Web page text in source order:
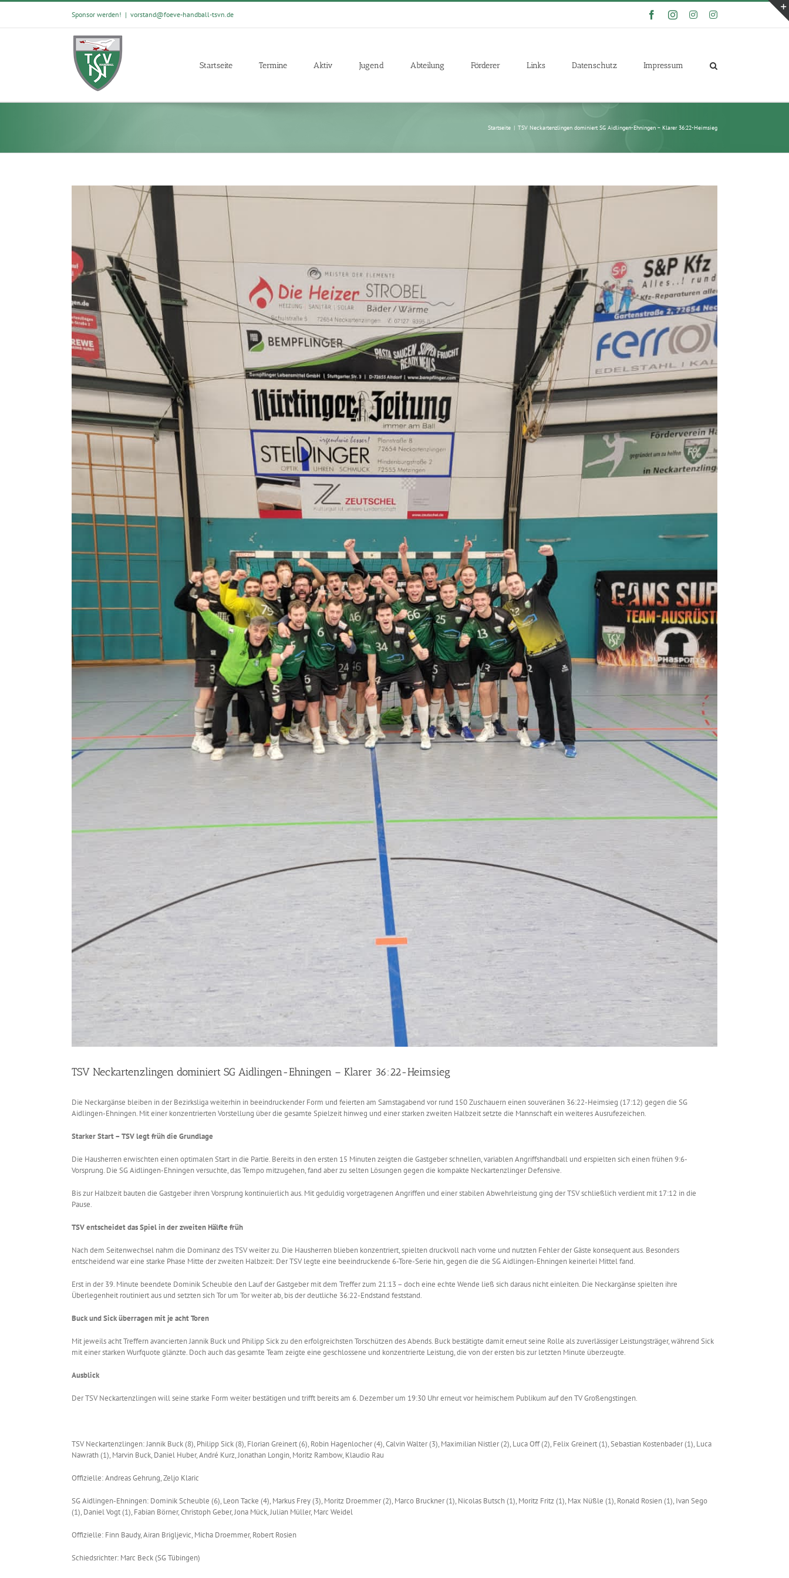
Skip
content
Sponsor werden! | vorstand@foeve-handball-tsvn.de FacebookInstagramInstagramInstagram
Startseite Termine Aktiv Jugend Abteilung Förderer Links Datenschutz Impressum
Startseite | TSV Neckartenzlingen dominiert SG Aidlingen-Ehningen – Klarer 36:22-Heimsieg
Larger
Image
TSV Neckartenzlingen dominiert SG Aidlingen-Ehningen – Klarer 36:22-Heimsieg
Die Neckargänse bleiben in der Bezirksliga weiterhin in beeindruckender Form und feierten am Samstagabend vor rund 150 Zuschauern einen souveränen 36:22-Heimsieg (17:12) gegen die SG
Aidlingen-Ehningen. Mit einer konzentrierten Vorstellung über die gesamte Spielzeit hinweg und einer starken zweiten Halbzeit setzte die Mannschaft ein weiteres Ausrufezeichen.
Starker Start – TSV legt früh die Grundlage
Die Hausherren erwischten einen optimalen Start in die Partie. Bereits in den ersten 15 Minuten zeigten die Gastgeber schnellen, variablen Angriffshandball und erspielten sich einen frühen 9:6-
Vorsprung. Die SG Aidlingen-Ehningen versuchte, das Tempo mitzugehen, fand aber zu selten Lösungen gegen die kompakte Neckartenzlinger Defensive.
Bis zur Halbzeit bauten die Gastgeber ihren Vorsprung kontinuierlich aus. Mit geduldig vorgetragenen Angriffen und einer stabilen Abwehrleistung ging der TSV schließlich verdient mit 17:12 in die
Pause.
TSV entscheidet das Spiel in der zweiten Hälfte früh
Nach dem Seitenwechsel nahm die Dominanz des TSV weiter zu. Die Hausherren blieben konzentriert, spielten druckvoll nach vorne und nutzten Fehler der Gäste konsequent aus. Besonders
entscheidend war eine starke Phase Mitte der zweiten Halbzeit: Der TSV legte eine beeindruckende 6-Tore-Serie hin, gegen die die SG Aidlingen-Ehningen keinerlei Mittel fand.
Erst in der 39. Minute beendete Dominik Scheuble den Lauf der Gastgeber mit dem Treffer zum 21:13 – doch eine echte Wende ließ sich daraus nicht einleiten. Die Neckargänse spielten ihre
Überlegenheit routiniert aus und setzten sich Tor um Tor weiter ab, bis der deutliche 36:22-Endstand feststand.
Buck und Sick überragen mit je acht Toren
Mit jeweils acht Treffern avancierten Jannik Buck und Philipp Sick zu den erfolgreichsten Torschützen des Abends. Buck bestätigte damit erneut seine Rolle als zuverlässiger Leistungsträger, während Sick
mit einer starken Wurfquote glänzte. Doch auch das gesamte Team zeigte eine geschlossene und konzentrierte Leistung, die von der ersten bis zur letzten Minute überzeugte.
Ausblick
Der TSV Neckartenzlingen will seine starke Form weiter bestätigen und trifft bereits am 6. Dezember um 19:30 Uhr erneut vor heimischem Publikum auf den TV Großengstingen.
TSV Neckartenzlingen: Jannik Buck (8), Philipp Sick (8), Florian Greinert (6), Robin Hagenlocher (4), Calvin Walter (3), Maximilian Nistler (2), Luca Off (2), Felix Greinert (1), Sebastian Kostenbader (1), Luca
Nawrath (1), Marvin Buck, Daniel Huber, André Kurz, Jonathan Longin, Moritz Rambow, Klaudio Rau
Offizielle: Andreas Gehrung, Zeljo Klaric
SG Aidlingen-Ehningen: Dominik Scheuble (6), Leon Tacke (4), Markus Frey (3), Moritz Droemmer (2), Marco Bruckner (1), Nicolas Butsch (1), Moritz Fritz (1), Max Nüßle (1), Ronald Rosien (1), Ivan Sego
(1), Daniel Vogt (1), Fabian Börner, Christoph Geber, Jona Mück, Julian Müller, Marc Weidel
Offizielle: Finn Baudy, Airan Brigljevic, Micha Droemmer, Robert Rosien
Schiedsrichter: Marc Beck (SG Tübingen)